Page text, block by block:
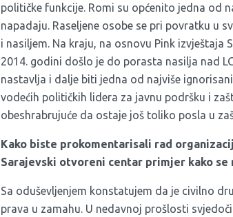
političke funkcije. Romi su općenito jedna od
napadaju. Raseljene osobe se pri povratku u
i nasiljem. Na kraju, na osnovu Pink
2014. godini došlo je do porasta nasilja nad
nastavlja i dalje biti jedna od najviše
vodećih političkih lidera za javnu podršku i
obeshrabrujuće da ostaje još toliko posla u
Kako biste prokomentarisali rad
Sarajevski otvoreni centar primjer kako
Sa oduševljenjem konstatujem da je civilno
prava u zamahu. U nedavnoj prošlosti